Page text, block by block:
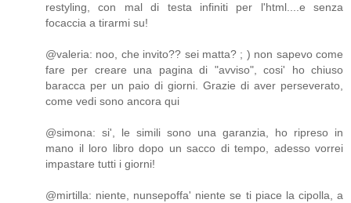
restyling, con mal di testa infiniti per l'html....e senza
focaccia a tirarmi su!
@valeria: noo, che invito?? sei matta? ; ) non sapevo come
fare per creare una pagina di "avviso", cosi' ho chiuso
baracca per un paio di giorni. Grazie di aver perseverato,
come vedi sono ancora qui
@simona: si', le simili sono una garanzia, ho ripreso in
mano il loro libro dopo un sacco di tempo, adesso vorrei
impastare tutti i giorni!
@mirtilla: niente, nunsepoffa' niente se ti piace la cipolla, a